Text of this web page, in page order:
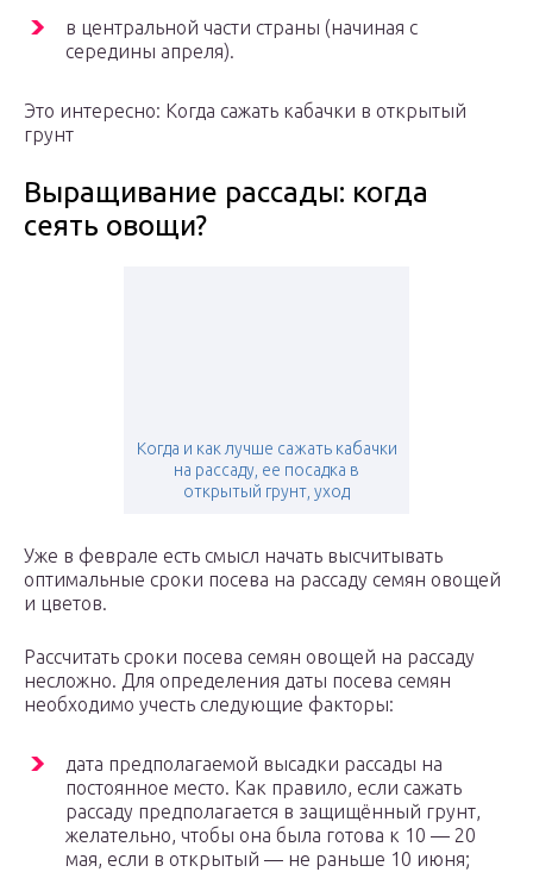
в центральной части страны (начиная с
середины апреля).
Это интересно: Когда сажать кабачки в открытый
грунт
Выращивание рассады: когда
сеять овощи?
Когда и как лучше сажать кабачки
на рассаду, ее посадка в
открытый грунт, уход
Уже в феврале есть смысл начать высчитывать
оптимальные сроки посева на рассаду семян овощей
и цветов.
Рассчитать сроки посева семян овощей на рассаду
несложно. Для определения даты посева семян
необходимо учесть следующие факторы:
дата предполагаемой высадки рассады на
постоянное место. Как правило, если сажать
рассаду предполагается в защищённый грунт,
желательно, чтобы она была готова к 10 — 20
мая, если в открытый — не раньше 10 июня;